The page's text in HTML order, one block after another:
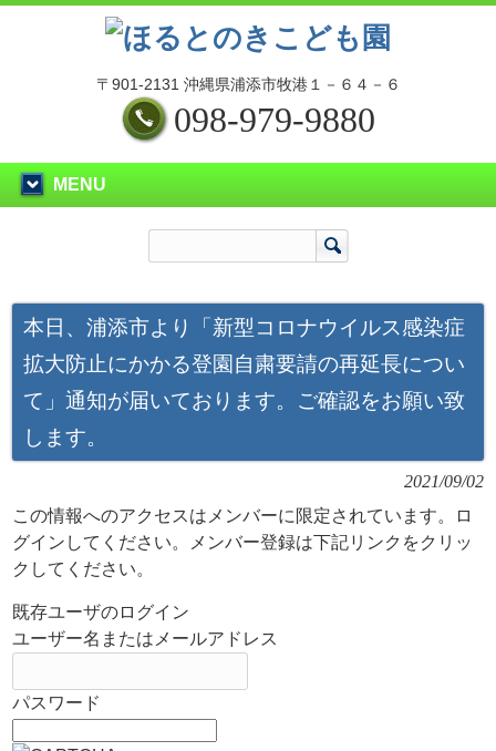
〒901-2131 沖縄県浦添市牧港１－６４－６
098-979-9880
MENU
本日、浦添市より「新型コロナウイルス感染症
拡大防止にかかる登園自粛要請の再延長につい
て」通知が届いております。ご確認をお願い致
します。
2021/09/02
この情報へのアクセスはメンバーに限定されています。ロ
グインしてください。メンバー登録は下記リンクをクリッ
クしてください。
既存ユーザのログイン
ユーザー名またはメールアドレス
パスワード